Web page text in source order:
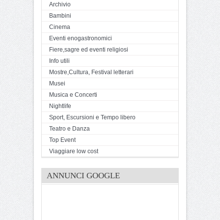
Archivio
Bambini
Cinema
Eventi enogastronomici
Fiere,sagre ed eventi religiosi
Info utili
Mostre,Cultura, Festival letterari
Musei
Musica e Concerti
Nightlife
Sport, Escursioni e Tempo libero
Teatro e Danza
Top Event
Viaggiare low cost
ANNUNCI GOOGLE